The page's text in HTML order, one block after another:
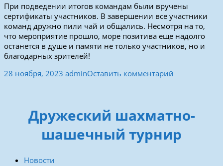
При подведении итогов командам были вручены
сертификаты участников. В завершении все участники
команд дружно пили чай и общались. Несмотря на то,
что мероприятие прошло, море позитива еще надолго
останется в душе и памяти не только участников, но и
благодарных зрителей!
28 ноября, 2023 adminОставить комментарий
Дружеский шахматно-
шашечный турнир
Новости